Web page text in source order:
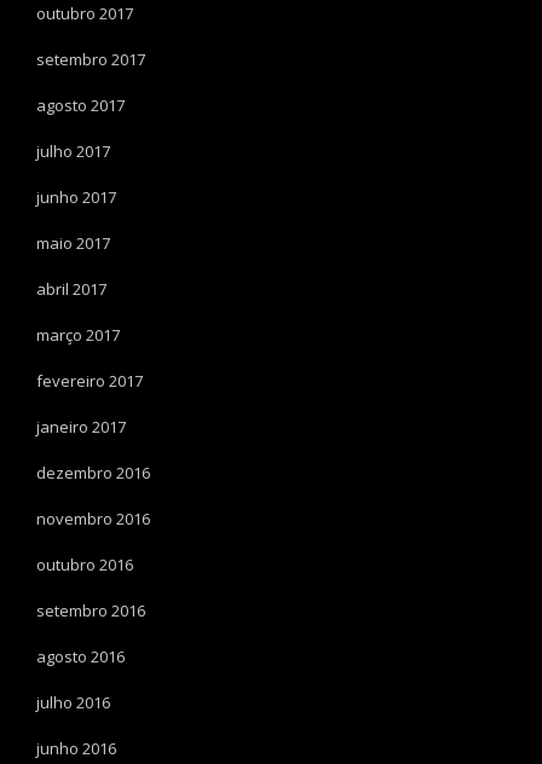
outubro 2017
setembro 2017
agosto 2017
julho 2017
junho 2017
maio 2017
abril 2017
março 2017
fevereiro 2017
janeiro 2017
dezembro 2016
novembro 2016
outubro 2016
setembro 2016
agosto 2016
julho 2016
junho 2016